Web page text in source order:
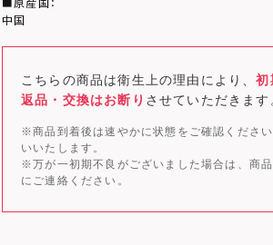
中国
こちらの商品は衛生上の理由により、初
返品・交換はお断り させていただきます
※商品到着後は速やかに状態をご確認くださ
いいたします。
※万が一初期不良がございました場合は、商
にご連絡ください。